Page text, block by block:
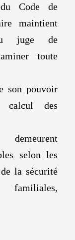
Code de
maintient
juge de
toute
son pouvoir
calcul des
selon les
la sécurité
familiales,